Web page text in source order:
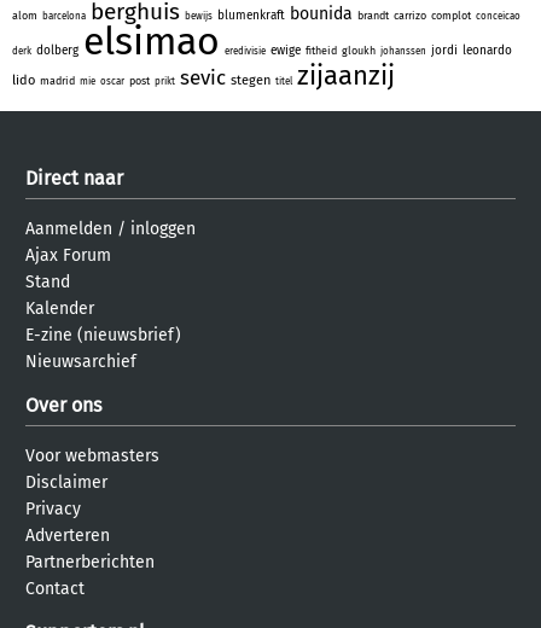
alom barcelona berghuis bewijs blumenkraft bounida brandt carrizo complot conceicao
derk dolberg elsimao eredivisie ewige fitheid gloukh johanssen jordi leonardo
lido madrid mie oscar post prikt sevic stegen titel zijaanzij
Direct naar
Aanmelden / inloggen
Ajax Forum
Stand
Kalender
E-zine (nieuwsbrief)
Nieuwsarchief
Over ons
Voor webmasters
Disclaimer
Privacy
Adverteren
Partnerberichten
Contact